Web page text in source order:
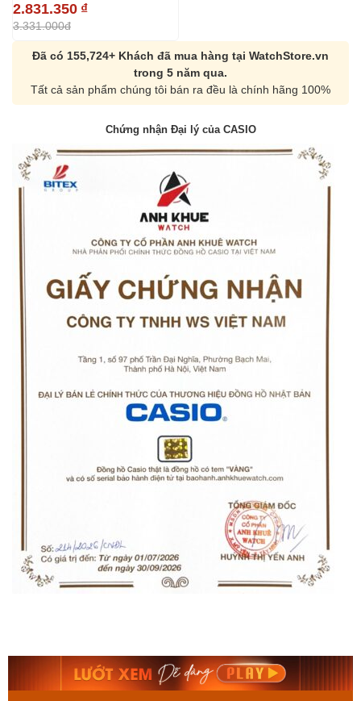
2.831.350 ₫
3.331.000đ
Đã có 155,724+ Khách đã mua hàng tại WatchStore.vn
trong 5 năm qua.
Tất cả sản phẩm chúng tôi bán ra đều là chính hãng 100%
Chứng nhận Đại lý của CASIO
Mua ngay Mua ngay